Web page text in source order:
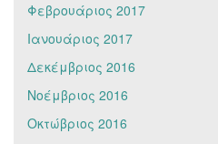
Φεβρουάριος 2017
Ιανουάριος 2017
Δεκέμβριος 2016
Νοέμβριος 2016
Οκτώβριος 2016